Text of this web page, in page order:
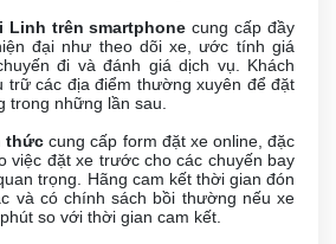
Linh trên smartphone cung cấp đầy
đại như theo dõi xe, ước tính giá
đi và đánh giá dịch vụ. Khách
trữ các địa điểm thường xuyên để đặt
trong những lần sau.
thức cung cấp form đặt xe online, đặc
việc đặt xe trước cho các chuyến bay
trọng. Hãng cam kết thời gian đón
và có chính sách bồi thường nếu xe
so với thời gian cam kết.